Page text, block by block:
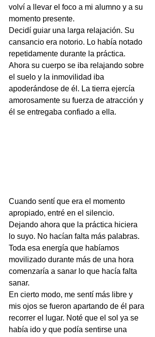
volví a llevar el foco a mi alumno y a su
momento presente.
Decidí guiar una larga relajación. Su
cansancio era notorio. Lo había notado
repetidamente durante la práctica.
Ahora su cuerpo se iba relajando sobre
el suelo y la inmovilidad iba
apoderándose de él. La tierra ejercía
amorosamente su fuerza de atracción y
él se entregaba confiado a ella.
Cuando sentí que era el momento
apropiado, entré en el silencio.
Dejando ahora que la práctica hiciera
lo suyo. No hacían falta más palabras.
Toda esa energía que habíamos
movilizado durante más de una hora
comenzaría a sanar lo que hacía falta
sanar.
En cierto modo, me sentí más libre y
mis ojos se fueron apartando de él para
recorrer el lugar. Noté que el sol ya se
había ido y que podía sentirse una